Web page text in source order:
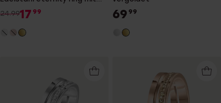
Light Colorado
24.9917 99 69 99